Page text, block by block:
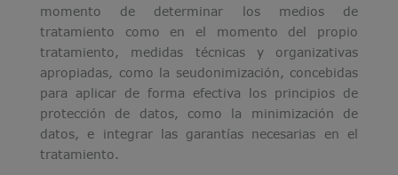
momento de determinar los medios de
tratamiento como en el momento del propio
tratamiento, medidas técnicas y organizativas
apropiadas, como la seudonimización, concebidas
para aplicar de forma efectiva los principios de
protección de datos, como la minimización de
datos, e integrar las garantías necesarias en el
tratamiento.